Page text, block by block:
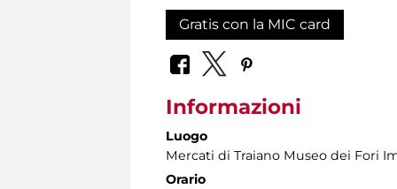
Gratis con la MIC card
Informazioni
Luogo
Mercati di Traiano Museo dei Fori
Orario